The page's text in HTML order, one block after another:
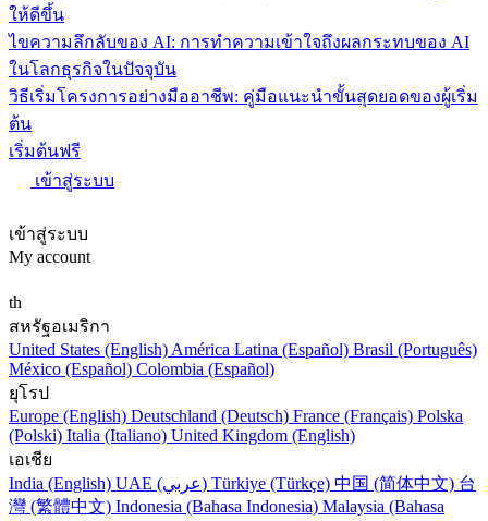
ให้ดีขึ้น
ไขความลึกลับของ AI: การทำความเข้าใจถึงผลกระทบของ AI
ในโลกธุรกิจในปัจจุบัน
วิธีเริ่มโครงการอย่างมืออาชีพ: คู่มือแนะนำขั้นสุดยอดของผู้เริ่ม
ต้น
เริ่มต้นฟรี
เข้าสู่ระบบ
เข้าสู่ระบบ
My account
th
สหรัฐอเมริกา
United States (English) América Latina (Español) Brasil (Português)
México (Español) Colombia (Español)
ยุโรป
Europe (English) Deutschland (Deutsch) France (Français) Polska
(Polski) Italia (Italiano) United Kingdom (English)
เอเชีย
India (English)
UAE (عربي) Türkiye (Türkçe) 中国 (简体中文) 台
灣 (繁體中文) Indonesia (Bahasa Indonesia) Malaysia (Bahasa